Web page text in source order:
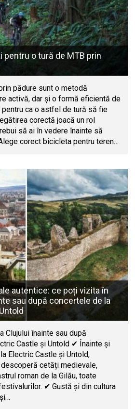
pentru o tură de MTB prin
pădure sunt o metodă
activă, dar și o formă eficientă de
pentru ca o astfel de tură să fie
corectă joacă un rol
să ai în vedere înainte să
corect bicicleta pentru teren…
autentice: ce poți vizita în
sau după concertele de la
Clujului înainte sau după
Castle și Untold ✔ Înainte și
Electric Castle și Untold,
cetăți medievale,
roman de la Gilău, toate
✔ Gustă și din cultura